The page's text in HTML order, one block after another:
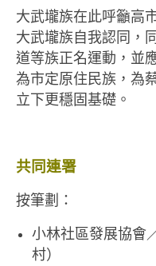
大武壠族在此呼籲高
大武壠族自我認同，
道等族正名運動，並
為市定原住民族，為
立下更穩固基礎。
共同連署
按筆劃：
小林社區發展協會
村）